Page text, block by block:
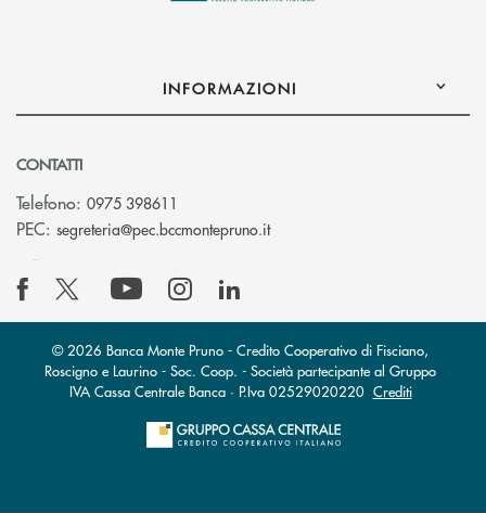
INFORMAZIONI
CONTATTI
Telefono: 0975 398611
PEC: segreteria@pec.bccmontepruno.it(si apre l’app di posta
© 2026 Banca Monte Pruno - Credito Cooperativo di Fisciano,
Roscigno e Laurino - Soc. Coop. - Società partecipante al Gruppo
IVA Cassa Centrale Banca · P.Iva 02529020220 Crediti